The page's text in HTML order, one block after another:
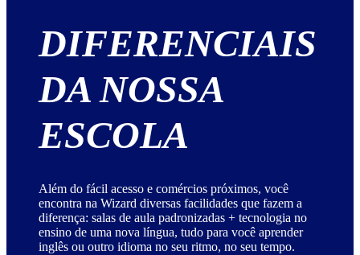
DIFERENCIAIS
DA NOSSA
ESCOLA
Além do fácil acesso e comércios próximos, você
encontra na Wizard diversas facilidades que fazem a
diferença: salas de aula padronizadas + tecnologia no
ensino de uma nova língua, tudo para você aprender
inglês ou outro idioma no seu ritmo, no seu tempo.